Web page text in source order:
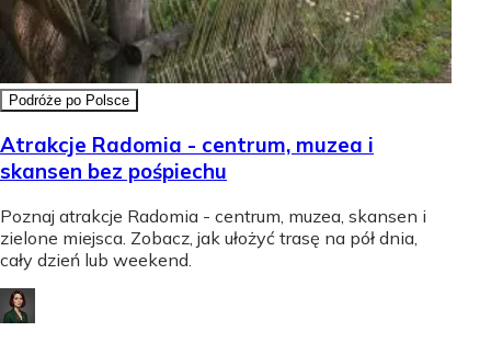
Podróże po Polsce
Atrakcje Radomia - centrum, muzea i
skansen bez pośpiechu
Poznaj atrakcje Radomia - centrum, muzea, skansen i
zielone miejsca. Zobacz, jak ułożyć trasę na pół dnia,
cały dzień lub weekend.